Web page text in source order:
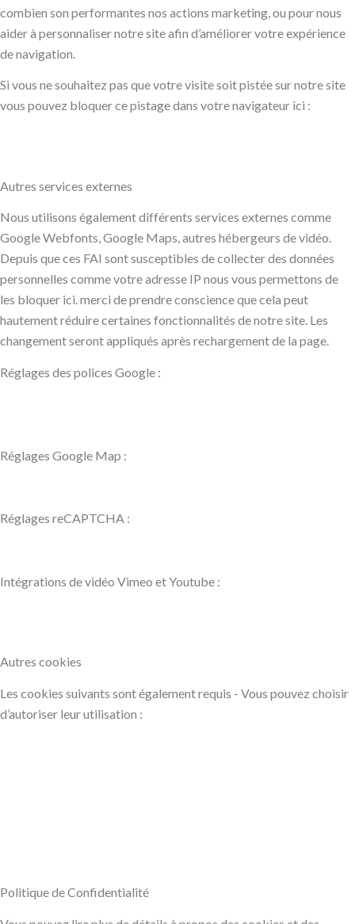
combien son performantes nos actions marketing, ou pour nous
aider à personnaliser notre site afin d’améliorer votre expérience
de navigation.
Si vous ne souhaitez pas que votre visite soit pistée sur notre site
vous pouvez bloquer ce pistage dans votre navigateur ici :
Autres services externes
Nous utilisons également différents services externes comme
Google Webfonts, Google Maps, autres hébergeurs de vidéo.
Depuis que ces FAI sont susceptibles de collecter des données
personnelles comme votre adresse IP nous vous permettons de
les bloquer ici. merci de prendre conscience que cela peut
hautement réduire certaines fonctionnalités de notre site. Les
changement seront appliqués après rechargement de la page.
Réglages des polices Google :
Réglages Google Map :
Réglages reCAPTCHA :
Intégrations de vidéo Vimeo et Youtube :
Autres cookies
Les cookies suivants sont également requis - Vous pouvez choisir
d’autoriser leur utilisation :
Politique de Confidentialité